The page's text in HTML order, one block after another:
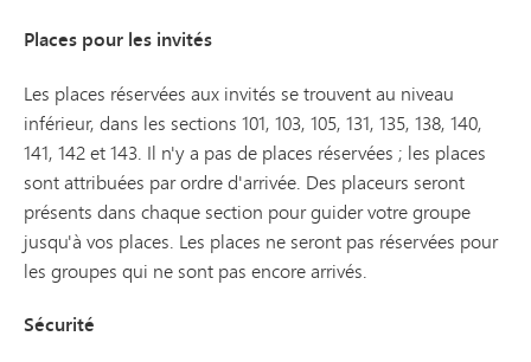
Places pour les invités
Les places réservées aux invités se trouvent au niveau
inférieur, dans les sections 101, 103, 105, 131, 135, 138, 140,
141, 142 et 143. Il n'y a pas de places réservées ; les places
sont attribuées par ordre d'arrivée. Des placeurs seront
présents dans chaque section pour guider votre groupe
jusqu'à vos places. Les places ne seront pas réservées pour
les groupes qui ne sont pas encore arrivés.
Sécurité